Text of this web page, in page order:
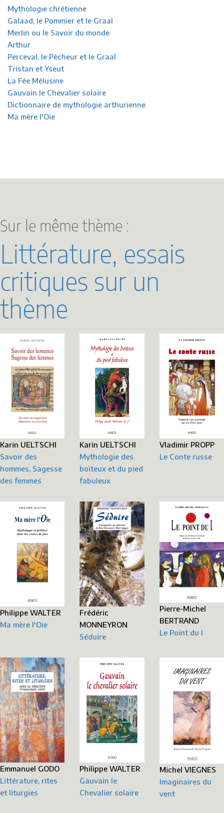
Mythologie chrétienne
Galaad, le Pommier et le Graal
Merlin ou le Savoir du monde
Arthur
Perceval, le Pêcheur et le Graal
Tristan et Yseut
La Fée Mélusine
Gauvain le Chevalier solaire
Dictionnaire de mythologie arthurienne
Ma mère l'Oie
Sur le même thème :
Littérature, essais
critiques sur un
thème
Karin UELTSCHI
Savoir des
hommes, Sagesse
des femmes
Karin UELTSCHI
Mythologie des
boiteux et du pied
fabuleux
Vladimir PROPP
Le Conte russe
Philippe WALTER
Ma mère l'Oie
Frédéric
MONNEYRON
Séduire
Pierre-Michel
BERTRAND
Le Point du I
Emmanuel GODO
Littérature, rites
et liturgies
Philippe WALTER
Gauvain le
Chevalier solaire
Michel VIEGNES
Imaginaires du
vent